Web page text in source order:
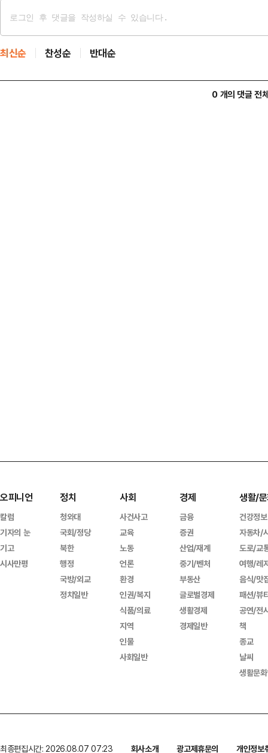
최신순 찬성순 반대순
0 개의 댓글 전
오피니언
칼럼
기자의 눈
기고
시사만평
정치
청와대
국회/정당
북한
행정
국방/외교
정치일반
사회
사건사고
교육
노동
언론
환경
인권/복지
식품/의료
지역
인물
사회일반
경제
금융
증권
산업/재계
중기/벤처
부동산
글로벌경제
생활경제
경제일반
생활/
건강정보
자동차/
도로/교
여행/레
음식/맛
패션/뷰
공연/전
책
종교
날씨
생활문
최종편집시간: 2026.08.07 07:23 회사소개 광고제휴문의
개인정보